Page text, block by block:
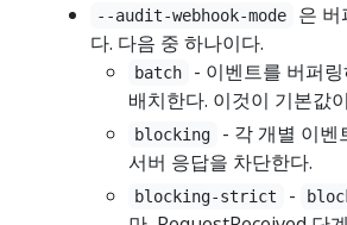
--audit-webhook-mode
은
다. 다음 중 하나이다.
batch
- 이벤트를 버퍼
배치한다. 이것이 기본값
blocking
- 각 개별 이벤
서버 응답을 차단한다.
blocking-strict -